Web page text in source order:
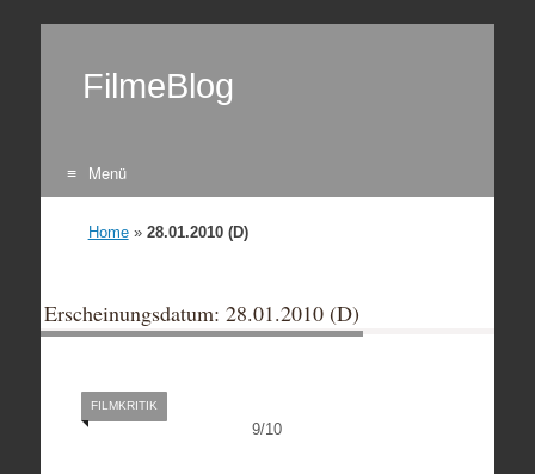
FilmeBlog
Menü
Home» 28.01.2010 (D)
Erscheinungsdatum: 28.01.2010 (D)
9/10
FILMKRITIK